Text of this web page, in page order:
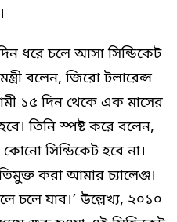
ধরে চলে আসা সিন্ডিকেট
বলেন, জিরো টলারেন্স
১৫ দিন থেকে এক মাসের
তিনি স্পষ্ট করে বলেন,
কোনো সিন্ডিকেট হবে না।
করা আমার চ্যালেঞ্জ।
চলে যাব।’ উল্লেখ্য, ২০১০